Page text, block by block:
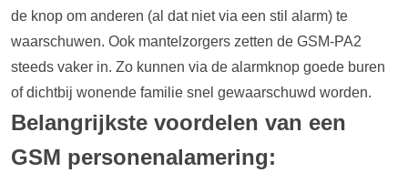
de knop om anderen (al dat niet via een stil alarm) te
waarschuwen. Ook mantelzorgers zetten de GSM-PA2
steeds vaker in. Zo kunnen via de alarmknop goede buren
of dichtbij wonende familie snel gewaarschuwd worden.
Belangrijkste voordelen van een
GSM personenalamering: